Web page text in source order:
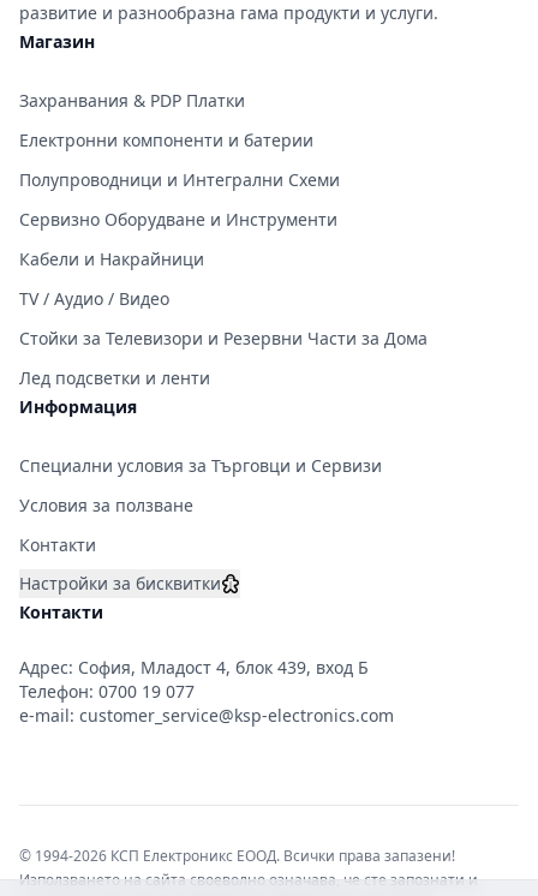
развитие и разнообразна гама продукти и услуги.
Магазин
Захранвания & PDP Платки
Електронни компоненти и батерии
Полупроводници и Интегрални Схеми
Сервизно Оборудване и Инструменти
Кабели и Накрайници
TV / Аудио / Видео
Стойки за Телевизори и Резервни Части за Дома
Лед подсветки и ленти
Информация
Специални условия за Търговци и Сервизи
Условия за ползване
Контакти
Настройки за бисквитки
Контакти
Адрес: София, Младост 4, блок 439, вход Б
Телефон: 0700 19 077
e-mail: customer_service@ksp-electronics.com
© 1994-2026 КСП Електроникс ЕООД. Всички права запазени!
Използването на сайта своеволно означава, че сте запознати и